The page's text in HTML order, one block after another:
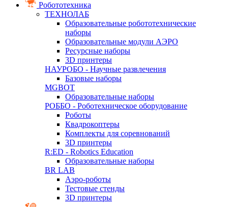
Робототехника
ТЕХНОЛАБ
Образовательные робототехнические
наборы
Образовательные модули АЭРО
Ресурсные наборы
3D принтеры
НАУРОБО - Научные развлечения
Базовые наборы
MGBOT
Образовательные наборы
РОББО - Роботехническое оборудование
Роботы
Квадрокоптеры
Комплекты для соревнований
3D принтеры
R:ED - Robotics Education
Образовательные наборы
BR LAB
Аэро-роботы
Тестовые стенды
3D принтеры